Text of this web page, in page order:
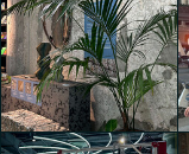
Lynk & Co presenta
"LYNES MILAN"
Isabella Erika
Schmalzbauer